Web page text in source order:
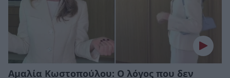
Αμαλία Κωστοπούλου: Ο λόγος που δεν